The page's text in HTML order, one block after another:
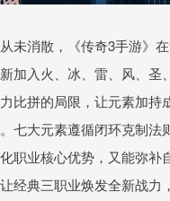
未消散，《传奇3手游》
加入火、冰、雷、风、圣
比拼的局限，让元素加持
七大元素遵循闭环克制法
职业核心优势，又能弥补
经典三职业焕发全新战力